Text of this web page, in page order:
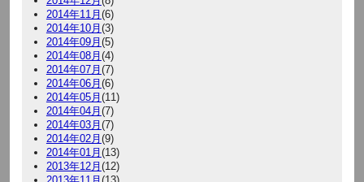
2014年11月 (6)
2014年10月 (3)
2014年09月 (5)
2014年08月 (4)
2014年07月 (7)
2014年06月 (6)
2014年05月 (11)
2014年04月 (7)
2014年03月 (7)
2014年02月 (9)
2014年01月 (13)
2013年12月 (12)